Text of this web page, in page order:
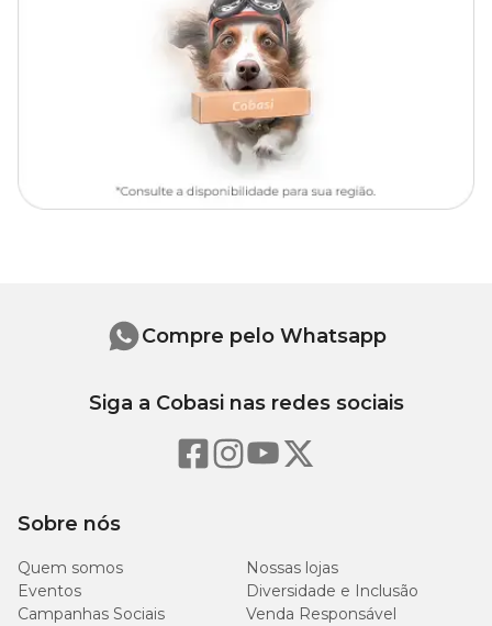
Informações Gerais
0,5 cm
3 cm entre sementes
25 a 30 dias após a germinação
80 cm x 80 cm
Germinação:4 a 21 dias
Sementes por grama:14.000 a 16.000
Sobre nós
Quem somos
Nossas lojas
Eventos
Diversidade e Inclusão
Campanhas Sociais
Venda Responsável
Compre pelo Whatsapp
Siga a Cobasi nas redes sociais